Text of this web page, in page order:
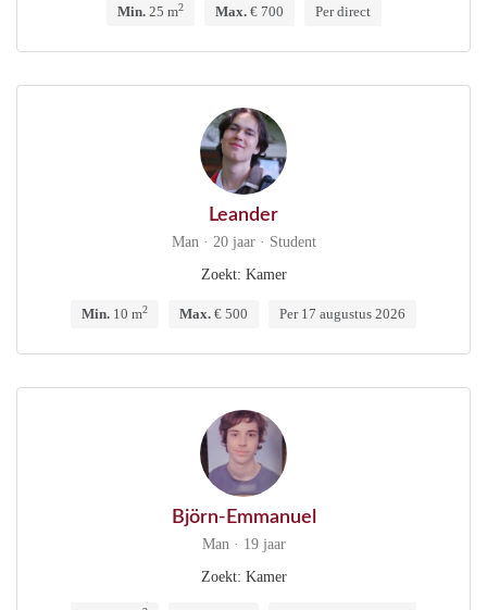
Min.25 m2 Max.€ 700 Per direct
Leander
Man · 20 jaar · Student
Zoekt: Kamer
Min. 10 m2 Max. € 500 Per 17 augustus 2026
Björn-Emmanuel
Man · 19 jaar
Zoekt: Kamer